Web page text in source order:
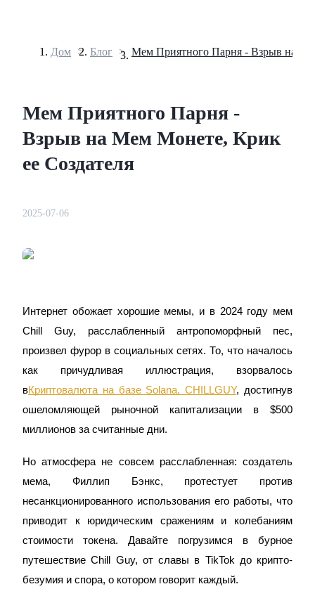
Фьючерсы на COIN-M
Криптовалютные фьючерсы
TradFi
Деривативы на акции, форекс, драгоценные металлы и
Дом > Блог >
Мем Приятного Парня -
Взрыв на Мем Монете, Крик
ее Создателя
2025-07-06
Интернет обожает хорошие мемы, и в 2024 году мем
Chill Guy, расслабленный антропоморфный пес,
произвел фурор в социальных сетях. То, что началось
как причудливая иллюстрация, взорвалось
вКриптовалюта на базе Solana, CHILLGUY, достигнув
ошеломляющей рыночной капитализации в $500
миллионов за считанные дни.
Но атмосфера не совсем расслабленная: создатель
мема, Филлип Бэнкс, протестует против
несанкционированного использования его работы, что
приводит к юридическим сражениям и колебаниям
стоимости токена. Давайте погрузимся в бурное
путешествие Chill Guy, от славы в TikTok до крипто-
безумия и спора, о котором говорит каждый.